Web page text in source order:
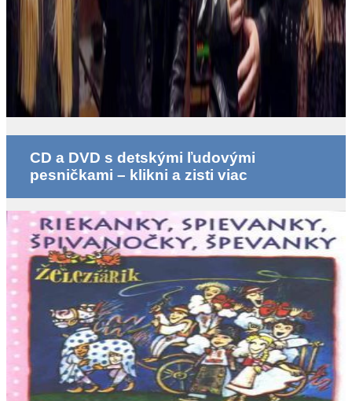
CD a DVD s detskými ľudovými
pesničkami – klikni a zisti viac